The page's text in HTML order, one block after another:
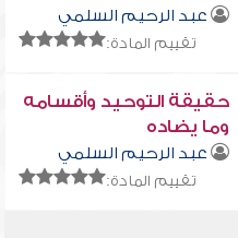
عبد الرحيم السلمي
تقييم المادة:
حقيقة التوحيد وأقسامه
وما يضاده
عبد الرحيم السلمي
تقييم المادة: